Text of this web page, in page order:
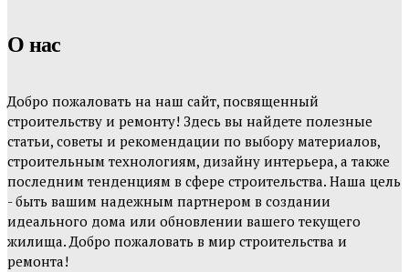
О нас
Добро пожаловать на наш сайт, посвященный
строительству и ремонту! Здесь вы найдете полезные
статьи, советы и рекомендации по выбору материалов,
строительным технологиям, дизайну интерьера, а также
последним тенденциям в сфере строительства. Наша цель
- быть вашим надежным партнером в создании
идеального дома или обновлении вашего текущего
жилища. Добро пожаловать в мир строительства и
ремонта!